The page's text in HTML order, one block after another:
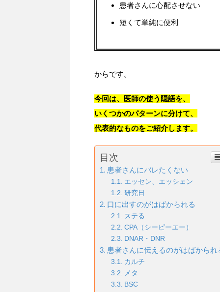
患者さんに心配させない
短くて単純に便利
からです。
今回は、医師の使う隠語を、
いくつかのパターンに分けて、
代表的なものをご紹介します。
目次
患者さんにバレたくない
エッセン、エッシェン
研究日
口に出すのがはばかられる
ステる
CPA（シーピーエー）
DNAR・DNR
患者さんに伝えるのがはばかられ
カルチ
メタ
BSC